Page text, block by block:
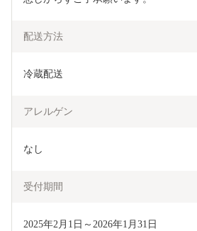
配送方法
冷蔵配送
アレルゲン
なし
受付期間
2025年2月1日～2026年1月31日